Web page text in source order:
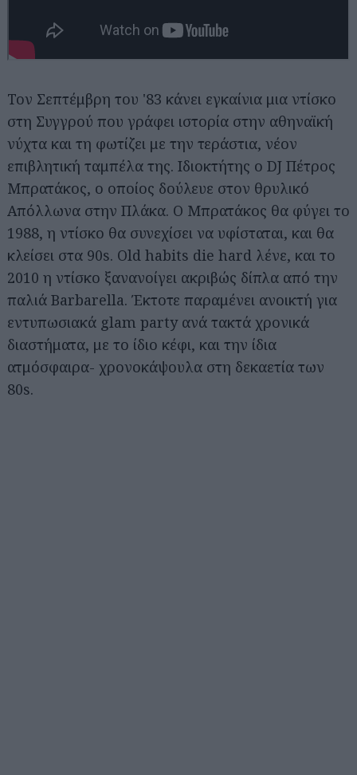
Τον Σεπτέμβρη του '83 κάνει εγκαίνια μια ντίσκο
στη Συγγρού που γράφει ιστορία στην αθηναϊκή
νύχτα και τη φωτίζει με την τεράστια, νέον
επιβλητική ταμπέλα της. Ιδιοκτήτης ο DJ Πέτρος
Μπρατάκος, ο οποίος δούλευε στον θρυλικό
Απόλλωνα στην Πλάκα. Ο Μπρατάκος θα φύγει το
1988, η ντίσκο θα συνεχίσει να υφίσταται, και θα
κλείσει στα 90s. Old habits die hard λένε, και το
2010 η ντίσκο ξανανοίγει ακριβώς δίπλα από την
παλιά Barbarella. Έκτοτε παραμένει ανοικτή για
εντυπωσιακά glam party ανά τακτά χρονικά
διαστήματα, με το ίδιο κέφι, και την ίδια
ατμόσφαιρα- χρονοκάψουλα στη δεκαετία των
80s.